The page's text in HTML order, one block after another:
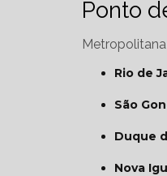
Ponto
Metropolitana
Rio de
São
Duque
Nova